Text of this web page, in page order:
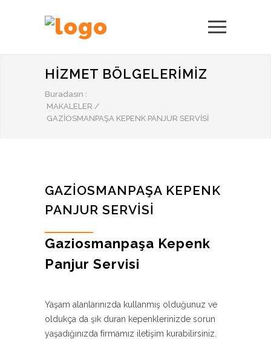
HIZMET BÖLGELERIMIZ
Buradasın :
MAKALELER /
GAZIOSMANPAŞA KEPENK PANJUR SERVISI
GAZIOSMANPAŞA KEPENK
PANJUR SERVISI
Gaziosmanpaşa Kepenk
Panjur Servisi
Yaşam alanlarınızda kullanmış olduğunuz ve
oldukça da şık duran kepenklerinizde sorun
yaşadığınızda firmamız iletişim kurabilirsiniz.